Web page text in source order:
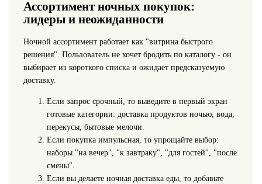
Ассортимент ночных покупок:
лидеры и неожиданности
Ночной ассортимент работает как "витрина быстрого
решения". Пользователь не хочет бродить по каталогу - он
выбирает из короткого списка и ожидает предсказуемую
доставку.
Если запрос срочный, то выведите в первый экран
готовые категории: доставка продуктов ночью, вода,
перекусы, бытовые мелочи.
Если покупка импульсная, то упрощайте выбор:
наборы "на вечер", "к завтраку", "для гостей", "после
смены".
Если вы делаете ночная доставка еды, то добавьте